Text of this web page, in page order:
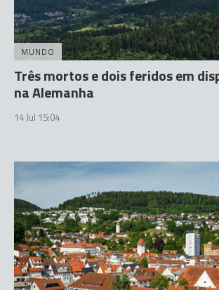
MUNDO
Três mortos e dois feridos em
na Alemanha
14 Jul 15:04